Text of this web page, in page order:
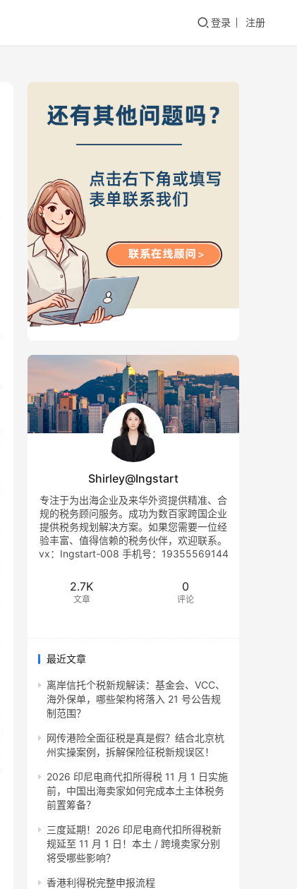
登录 注册
Shirley@Ingstart
专注于为出海企业及来华外资提供精准、合
规的税务顾问服务。成功为数百家跨国企业
提供税务规划解决方案。如果您需要一位经
验丰富、值得信赖的税务伙伴，欢迎联系。
vx：Ingstart-008 手机号：19355569144
2.7K
文章
0
评论
最近文章
离岸信托个税新规解读：基金会、VCC、
海外保单，哪些架构将落入 21 号公告规
制范围？
网传港险全面征税是真是假？结合北京杭
州实操案例，拆解保险征税新规误区！
2026 印尼电商代扣所得税 11 月 1 日实施
前，中国出海卖家如何完成本土主体税务
前置筹备？
三度延期！2026 印尼电商代扣所得税新
规延至 11 月 1 日！本土 / 跨境卖家分别
将受哪些影响？
香港利得税完整申报流程